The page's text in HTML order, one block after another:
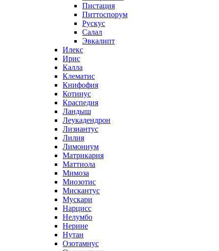
Пистация
Питтоспорум
Рускус
Салал
Эвкалипт
Илекс
Ирис
Калла
Клематис
Книфофия
Котинус
Краспедия
Ландыш
Леукадендрон
Лизиантус
Лилия
Лимониум
Матрикария
Маттиола
Мимоза
Миозотис
Мискантус
Мускари
Нарцисс
Нелумбо
Нерине
Нутан
Озотамнус